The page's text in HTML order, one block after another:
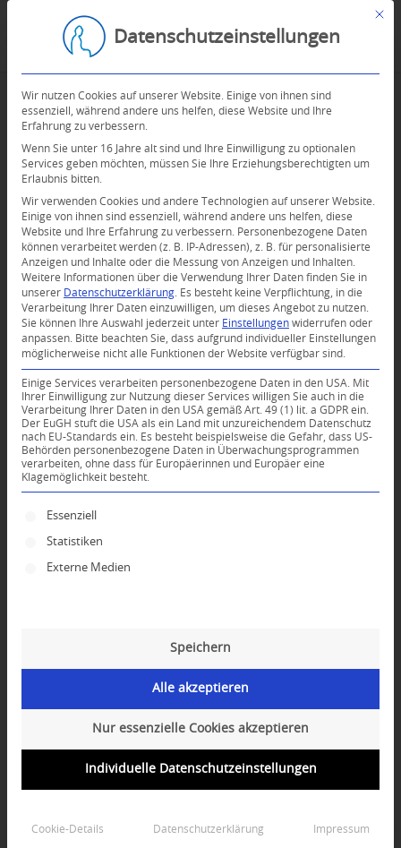
0
KOMMENTARE
Dein Kommentar
An Diskussion beteiligen?
Hinterlassen Sie uns Ihren Kommentar!
Name*
E-Mail-Adresse*
Mit
Datenschutzeinstellungen
Wir nutzen Cookies auf unserer Website. Einige von ihnen sind
essenziell, während andere uns helfen, diese Website und Ihre
Erfahrung zu verbessern.
Wenn Sie unter 16 Jahre alt sind und Ihre Einwilligung zu optionalen
Services geben möchten, müssen Sie Ihre Erziehungsberechtigten um
Erlaubnis bitten.
Wir verwenden Cookies und andere Technologien auf unserer Website.
Einige von ihnen sind essenziell, während andere uns helfen, diese
Website und Ihre Erfahrung zu verbessern.
Personenbezogene Daten
können verarbeitet werden (z. B. IP-Adressen), z. B. für personalisierte
Anzeigen und Inhalte oder die Messung von Anzeigen und Inhalten.
Weitere Informationen über die Verwendung Ihrer Daten finden Sie in
unserer Datenschutzerklärung
Es besteht keine Verpflichtung, in die
Verarbeitung Ihrer Daten einzuwilligen, um dieses Angebot zu nutzen.
Sie können Ihre Auswahl jederzeit unter Einstellungen widerrufen oder
anpassen.
Bitte beachten Sie, dass aufgrund individueller Einstellungen
möglicherweise nicht alle Funktionen der Website verfügbar sind.
Einige Services verarbeiten personenbezogene Daten in den USA. Mit
Ihrer Einwilligung zur Nutzung dieser Services willigen Sie auch in die
Verarbeitung Ihrer Daten in den USA gemäß Art. 49 (1) lit. a GDPR ein.
Der EuGH stuft die USA als ein Land mit unzureichendem Datenschutz
nach EU-Standards ein. Es besteht beispielsweise die Gefahr, dass US-
Behörden personenbezogene Daten in Überwachungsprogrammen
verarbeiten, ohne dass für Europäerinnen und Europäer eine
Klagemöglichkeit besteht.
Es folgt eine Liste der Service-Gruppen, für die
Essenziell
Statistiken
Externe Medien
Speichern
Alle akzeptieren
Nur essenzielle Cookies akzeptieren
Individuelle Datenschutzeinstellungen
Cookie-Details Datenschutzerklärung Impressum